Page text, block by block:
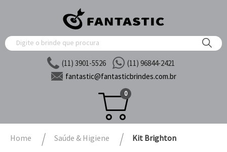
(11) 3901-5526
(11) 96844-2421
fantastic@fantasticbrindes.com.br
0
Home Saúde & Higiene Kit Brighton